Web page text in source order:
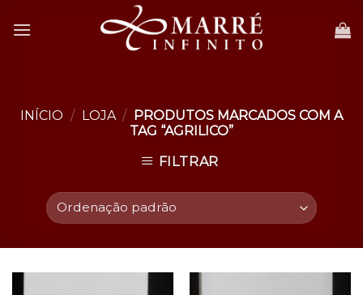
INÍCIO / LOJA / PRODUTOS MARCADOS COM A
TAG “AGRILICO”
FILTRAR